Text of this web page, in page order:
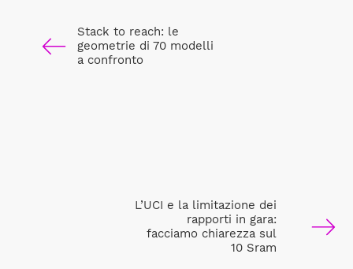
Stack to reach: le
geometrie di 70 modelli
a confronto
L’UCI e la limitazione dei
rapporti in gara:
facciamo chiarezza sul
10 Sram